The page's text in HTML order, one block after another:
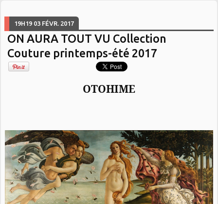
19H19 03 FÉVR. 2017
ON AURA TOUT VU Collection
Couture printemps-été 2017
OTOHIME